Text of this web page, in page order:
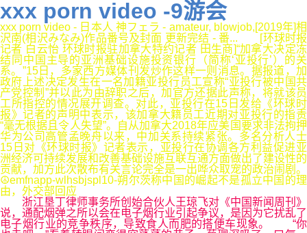
xxx porn video -9游会
xxx porn video - 日本人 神フェラ - amateur, blowjob,[2019年]相
沢南(相沢みなみ)作品番号及封面 更新完结 - 番... [环球时报
记者 白云怡 环球时报驻加拿大特约记者 田生商]“加拿大决定冻
结同中国主导的亚洲基础设施投资银行（简称‘亚投行’）的关
系。”15日，多家西方媒体刊发炒作这样一则消息。据报道，加
政府上述决定发生在一名加籍亚投行员工宣称“亚投行被中国共
产党控制”并以此为由辞职之后，加官方还据此声称，将就该员
工所指控的情况展开调查。对此，亚投行在15日发给《环球时
报》记者的声明中表示，该加拿大籍员工近期对亚投行的指责
“毫无根据且令人失望”。自从加拿大2018年应美国要求非法拘押
华为公司高管孟晚舟以来，中加关系持续紧张。多名分析人士
15日对《环球时报》记者表示，亚投行在协调各方利益促进亚
洲经济可持续发展和改善基础设施互联互通方面做出了建设性的
贡献，加方此次散布有关言论完全是一出哗众取宠的政治闹剧。
☮emfnapp-wlhsbjspl10-朔尔茨称中国的崛起不是孤立中国的理
由，外交部回应
浙江垦丁律师事务所创始合伙人王琼飞对《中国新闻周刊》
说，通配烟弹之所以会在电子烟行业引起争议，是因为它扰乱了
电子烟行业的竞争秩序，导致食人而肥的搭便车现象。 “你